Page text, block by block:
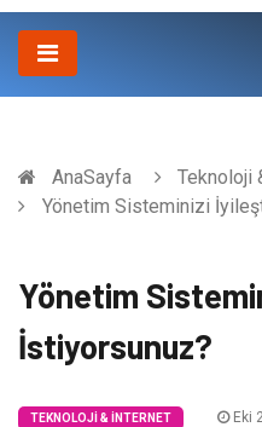
AnaSayfa
Teknoloji
Yönetim Sisteminizi
Yönetim
İstiyorsunuz?
TEKNOLOJI & İNTERNET Eki